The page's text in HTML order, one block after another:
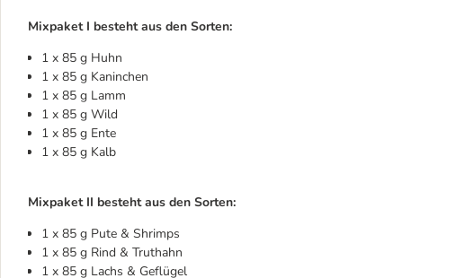
Mixpaket I besteht aus den Sorten:
1 x 85 g Huhn
1 x 85 g Kaninchen
1 x 85 g Lamm
1 x 85 g Wild
1 x 85 g Ente
1 x 85 g Kalb
Mixpaket II besteht aus den Sorten:
1 x 85 g Pute & Shrimps
1 x 85 g Rind & Truthahn
1 x 85 g Lachs & Geflügel